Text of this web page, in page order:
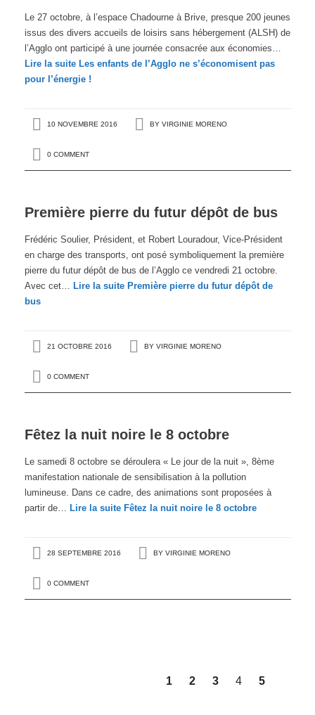
Le 27 octobre, à l’espace Chadourne à Brive, presque 200 jeunes
issus des divers accueils de loisirs sans hébergement (ALSH) de
l’Agglo ont participé à une journée consacrée aux économies…
Lire la suiteLes enfants de l’Agglo ne s’économisent pas
pour l’énergie !
10 NOVEMBRE 2016 BY VIRGINIE MORENO
0 COMMENT
Première pierre du futur dépôt de bus
Frédéric Soulier, Président, et Robert Louradour, Vice-Président
en charge des transports, ont posé symboliquement la première
pierre du futur dépôt de bus de l’Agglo ce vendredi 21 octobre.
Avec cet… Lire la suitePremière pierre du futur dépôt de
bus
21 OCTOBRE 2016 BY VIRGINIE MORENO
0 COMMENT
Fêtez la nuit noire le 8 octobre
Le samedi 8 octobre se déroulera « Le jour de la nuit », 8ème
manifestation nationale de sensibilisation à la pollution
lumineuse. Dans ce cadre, des animations sont proposées à
partir de… Lire la suiteFêtez la nuit noire le 8 octobre
28 SEPTEMBRE 2016 BY VIRGINIE MORENO
0 COMMENT
1 2 3 4 5